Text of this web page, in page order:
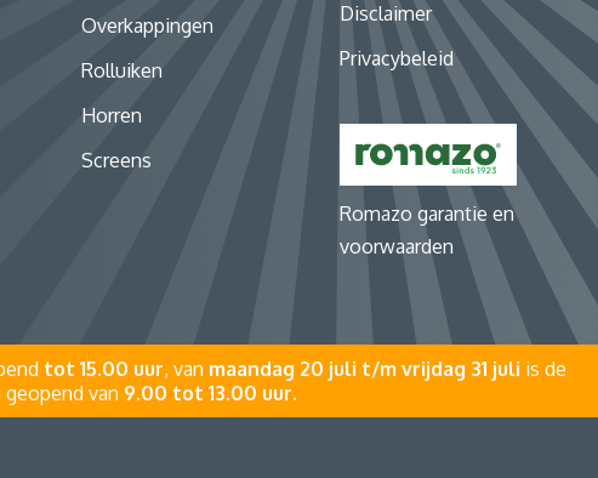
Overkappingen
Rolluiken
Horren
Screens
Disclaimer
Privacybeleid
Romazo garantie en
voorwaarden
tot 15.00 uur, van maandag 20 juli t/m vrijdag 31 juli is de
van 9.00 tot 13.00 uur.